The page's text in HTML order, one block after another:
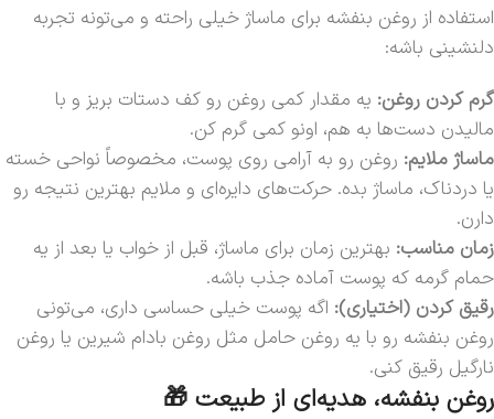
استفاده از روغن بنفشه برای ماساژ خیلی راحته و می‌تونه تجربه
دلنشینی باشه:
گرم کردن روغن: یه مقدار کمی روغن رو کف دستات بریز و با
مالیدن دست‌ها به هم، اونو کمی گرم کن.
ماساژ ملایم: روغن رو به آرامی روی پوست، مخصوصاً نواحی خسته
یا دردناک، ماساژ بده. حرکت‌های دایره‌ای و ملایم بهترین نتیجه رو
دارن.
زمان مناسب: بهترین زمان برای ماساژ، قبل از خواب یا بعد از یه
حمام گرمه که پوست آماده جذب باشه.
رقیق کردن (اختیاری): اگه پوست خیلی حساسی داری، می‌تونی
روغن بنفشه رو با یه روغن حامل مثل روغن بادام شیرین یا روغن
نارگیل رقیق کنی.
روغن بنفشه، هدیه‌ای از طبیعت 🎁